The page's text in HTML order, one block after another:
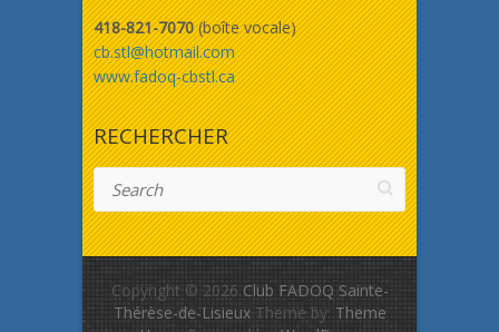
418-821-7070(boîte vocale)
cb.stl@hotmail.com
www.fadoq-cbstl.ca
RECHERCHER
Copyright © 2026 Club FADOQ Sainte-
Thérèse-de-LisieuxTheme by: Theme